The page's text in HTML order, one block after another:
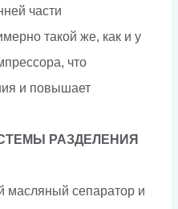
части
такой же, как и у
что
и повышает
РАЗДЕЛЕНИЯ
масляный сепаратор и